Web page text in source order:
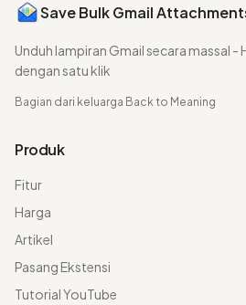
Save Bulk Gmail
Unduh lampiran Gmail secara massal
dengan satu klik
Bagian dari keluarga Back to Meaning
Produk
Fitur
Harga
Artikel
Pasang Ekstensi
Tutorial YouTube